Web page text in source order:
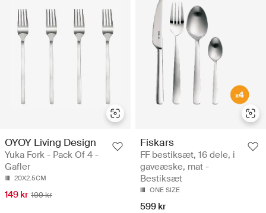
OYOY Living Design
Yuka Fork - Pack Of 4 -
Gafler
20X2.5CM
149 kr 199 kr
Fiskars
FF bestiksæt, 16 dele, i
gaveæske, mat -
Bestiksæt
ONE SIZE
599 kr